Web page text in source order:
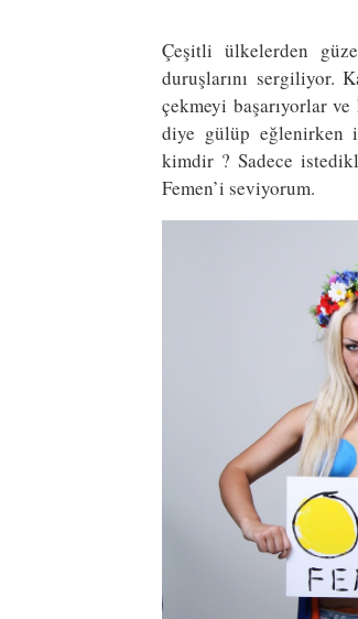
Çeşitli ülkelerden
duruşlarını sergiliyor.
çekmeyi başarıyorlar
diye gülüp eğlenirken
kimdir ? Sadece
Femen’i seviyorum.